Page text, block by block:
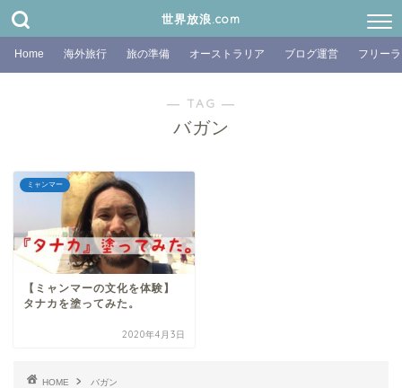
世界放浪.com
Home 海外旅行 旅の準備 オーストラリア ブログ運営 フリー
― TAG ―
バガン
ミャンマー
【ミャンマーの文化を体験】
タナカを塗ってみた。
2020年4月3日
HOME バガン